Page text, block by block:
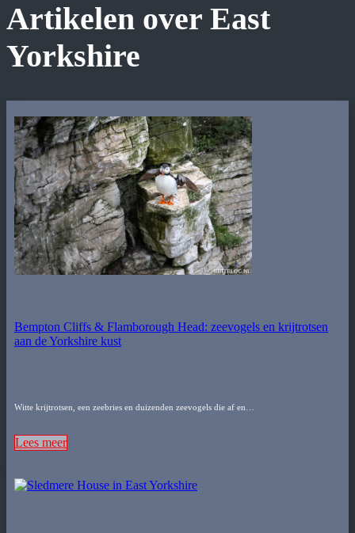
Artikelen over East
Yorkshire
Bempton Cliffs & Flamborough Head: zeevogels en krijtrotsen
aan de Yorkshire kust
Witte krijtrotsen, een zeebries en duizenden zeevogels die af en…
Lees meer